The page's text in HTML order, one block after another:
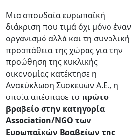
Μια σπουδαία ευρωπαϊκή
διάκριση που τιμά όχι μόνο έναν
οργανισμό αλλά και τη συνολική
προσπάθεια της χώρας για την
προώθηση της κυκλικής
οικονομίας κατέκτησε η
Ανακύκλωση Συσκευών Α.Ε., η
οποία απέσπασε το πρώτο
βραβείο στην κατηγορία
Association/NGO των
Ευρωπαϊκών Βραβείων της